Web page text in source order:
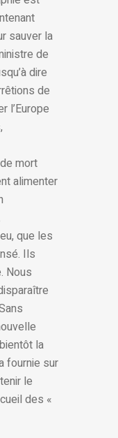
sauver la
de
dire
de
l’Europe
mort
alimenter
que les
Ils
Nous
la
fournie sur
le
des «